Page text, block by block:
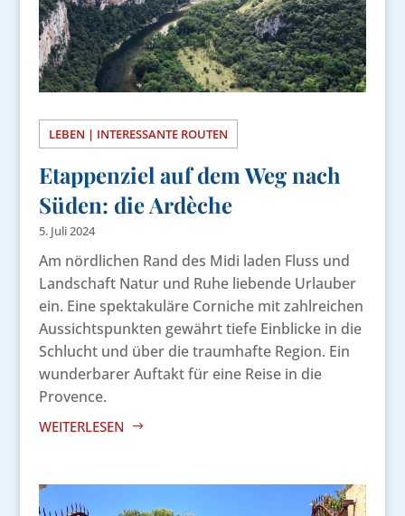
LEBEN | INTERESSANTE ROUTEN
Etappenziel auf dem Weg nach
Süden: die Ardèche
5. Juli 2024
Am nördlichen Rand des Midi laden Fluss und
Landschaft Natur und Ruhe liebende Urlauber
ein. Eine spektakuläre Corniche mit zahlreichen
Aussichtspunkten gewährt tiefe Einblicke in die
Schlucht und über die traumhafte Region. Ein
wunderbarer Auftakt für eine Reise in die
Provence.
WEITERLESEN